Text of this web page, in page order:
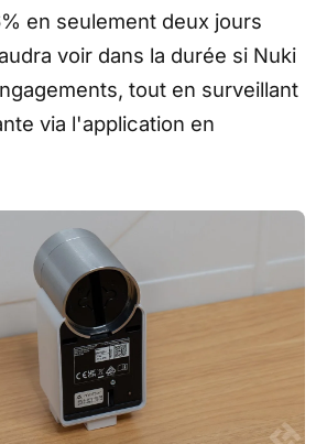
en seulement deux jours
voir dans la durée si Nuki
tout en surveillant
via l'application en